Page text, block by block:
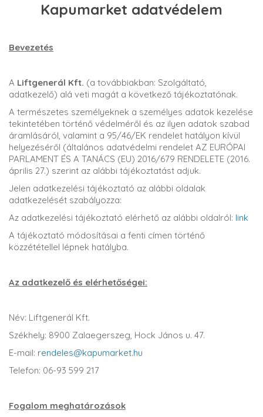
Kapumarket adatvédelem
Bevezetés
A Liftgenerál Kft. (a továbbiakban: Szolgáltató,
adatkezelő) alá veti magát a következő tájékoztatónak.
A természetes személyeknek a személyes adatok kezelése
tekintetében történő védelméről és az ilyen adatok szabad
áramlásáról, valamint a 95/46/EK rendelet hatályon kívül
helyezéséről (általános adatvédelmi rendelet AZ EURÓPAI
PARLAMENT ÉS A TANÁCS (EU) 2016/679 RENDELETE (2016.
április 27.) szerint az alábbi tájékoztatást adjuk.
Jelen adatkezelési tájékoztató az alábbi oldalak
adatkezelését szabályozza:
Az adatkezelési tájékoztató elérhető az alábbi oldalról: link
A tájékoztató módosításai a fenti címen történő
közzététellel lépnek hatályba.
Az adatkezelő és elérhetőségei:
Név: Liftgenerál Kft.
Székhely: 8900 Zalaegerszeg, Hock János u. 47.
E-mail: rendeles@kapumarket.hu
Telefon: 06-93 599 217
Fogalom meghatározások